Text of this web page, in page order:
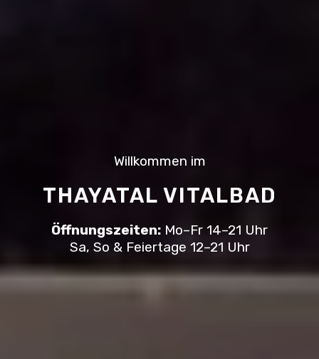
Willkommen im
THAYATAL VITALBAD
Öffnungszeiten: Mo–Fr 14–21 Uhr
Sa, So & Feiertage 12–21 Uhr